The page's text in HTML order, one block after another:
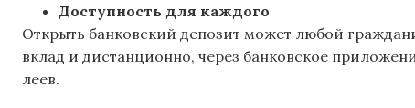
Доступность для каждого
Открыть банковский депозит может любой
вклад и дистанционно, через банковское
леев.